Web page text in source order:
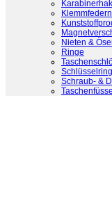
Klemmfedern
Nieten &
Ringe
Schraub- &
Taschenfüsse